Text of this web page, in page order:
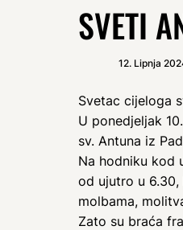
SVETI
12. Lipnja
Svetac cijeloga
U ponedjeljak
sv. Antuna iz
Na hodniku kod
od ujutro u
molbama,
Zato su braća